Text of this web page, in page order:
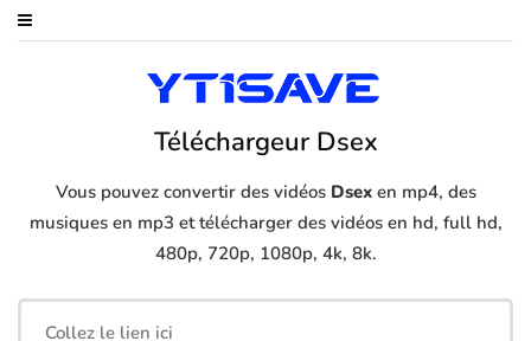
Téléchargeur Dsex
Vous pouvez convertir des vidéos Dsexen mp4, des
musiques en mp3 et télécharger des vidéos en hd, full hd,
480p, 720p, 1080p, 4k, 8k.